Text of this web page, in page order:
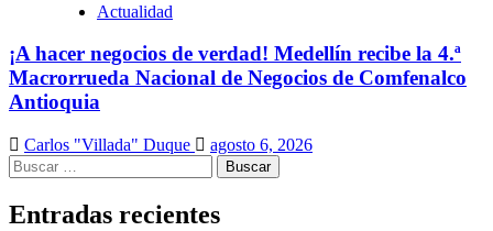
Actualidad
¡A hacer negocios de verdad! Medellín recibe la 4.ª
Macrorrueda Nacional de Negocios de Comfenalco
Antioquia
Carlos "Villada" Duque
agosto 6, 2026
Buscar:
Entradas recientes